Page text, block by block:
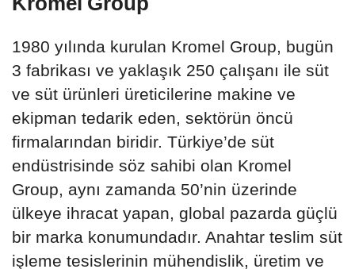
1980 yılında kurulan Kromel Group, bugün
3 fabrikası ve yaklaşık 250 çalışanı ile süt
ve süt ürünleri üreticilerine makine ve
ekipman tedarik eden, sektörün öncü
firmalarından biridir. Türkiye’de süt
endüstrisinde söz sahibi olan Kromel
Group, aynı zamanda 50’nin üzerinde
ülkeye ihracat yapan, global pazarda güçlü
bir marka konumundadır. Anahtar teslim süt
işleme tesislerinin mühendislik, üretim ve